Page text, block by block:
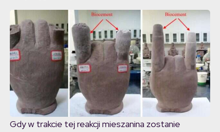
Gdy w trakcie tej reakcji mieszanina zostanie